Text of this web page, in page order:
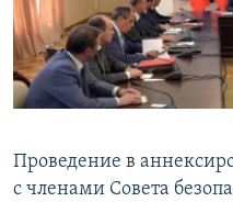
ПОБЕДИТЕЛЕЙ НЕ СУДЯТ?
КРЫМ.НЕПОКОРЕННЫЙ
ELIFBE
ПРИСОЕДИНЯЙТЕСЬ!
Все сайты RFE/RL
Проведение в
с членами Совета